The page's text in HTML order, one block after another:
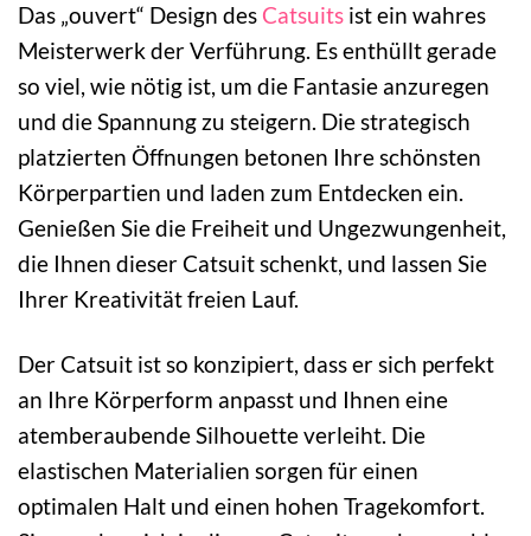
Das „ouvert“ Design des Catsuits ist ein wahres
Meisterwerk der Verführung. Es enthüllt gerade
so viel, wie nötig ist, um die Fantasie anzuregen
und die Spannung zu steigern. Die strategisch
platzierten Öffnungen betonen Ihre schönsten
Körperpartien und laden zum Entdecken ein.
Genießen Sie die Freiheit und Ungezwungenheit,
die Ihnen dieser Catsuit schenkt, und lassen Sie
Ihrer Kreativität freien Lauf.
Der Catsuit ist so konzipiert, dass er sich perfekt
an Ihre Körperform anpasst und Ihnen eine
atemberaubende Silhouette verleiht. Die
elastischen Materialien sorgen für einen
optimalen Halt und einen hohen Tragekomfort.